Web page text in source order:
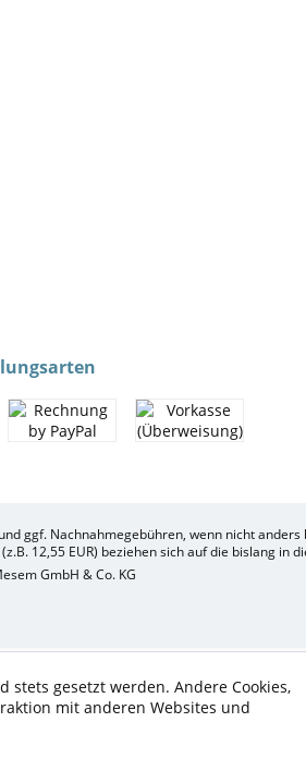
und ggf. Nachnahmegebühren, wenn nicht anders
12,55 EUR) beziehen sich auf die bislang in
GmbH & Co. KG
gesetzt werden. Andere Cookies,
mit anderen Websites und